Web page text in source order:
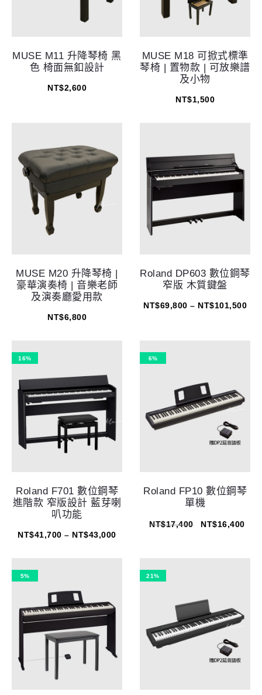
MUSE M11 升降琴椅 黑
色 椅面無釦設計
NT$2,600
MUSE M18 可掀式標準
琴椅 | 置物款 | 可放樂譜
及小物
NT$1,500
MUSE M20 升降琴椅 |
豪華演奏椅 | 音樂老師
及演奏廳愛用款
NT$6,800
Roland DP603 數位鋼琴
窄版 木質鍵盤
NT$69,800 – NT$101,500
16%
Roland F701 數位鋼琴
進階款 窄版設計 藍芽喇
叭功能
NT$41,700 – NT$43,000
6%
Roland FP10 數位鋼琴
單機
NT$17,400 NT$16,400
5% 21%